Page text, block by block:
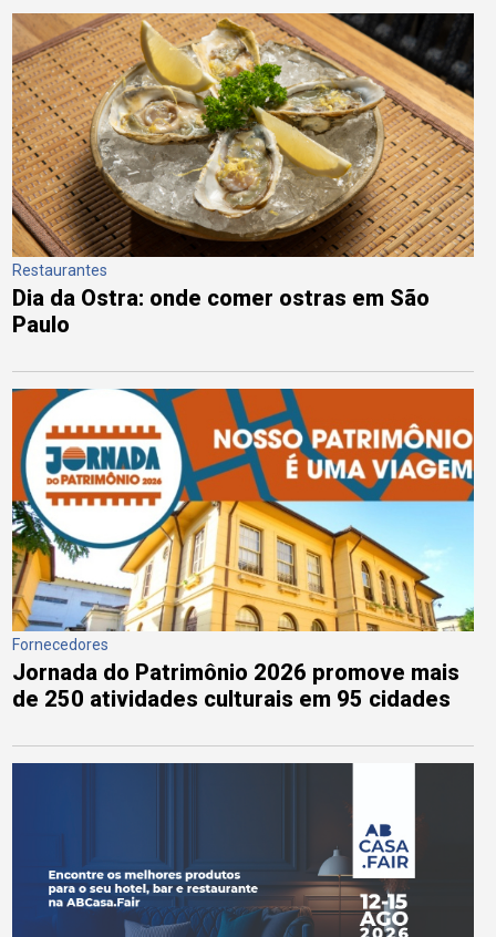
Restaurantes
Dia da Ostra: onde comer ostras em São
Paulo
Fornecedores
Jornada do Patrimônio 2026 promove mais
de 250 atividades culturais em 95 cidades